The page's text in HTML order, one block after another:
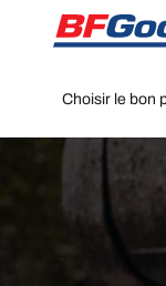
Go to page content
Choisir le bon